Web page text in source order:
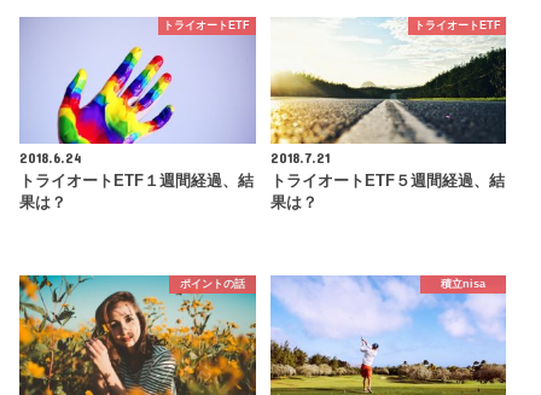
トライオートETF
2018.6.24
トライオートETF１週間経過、結
果は？
トライオートETF
2018.7.21
トライオートETF５週間経過、結
果は？
ポイントの話 積立nisa